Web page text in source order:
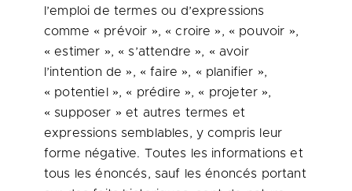
l’emploi de termes ou d’expressions
comme « prévoir », « croire », « pouvoir »,
« estimer », « s’attendre », « avoir
l’intention de », « faire », « planifier »,
« potentiel », « prédire », « projeter »,
« supposer » et autres termes et
expressions semblables, y compris leur
forme négative. Toutes les informations et
tous les énoncés, sauf les énoncés portant